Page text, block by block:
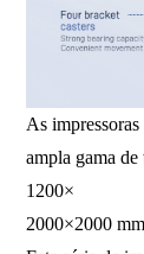
As
ampla gama
1200×
2000×2000